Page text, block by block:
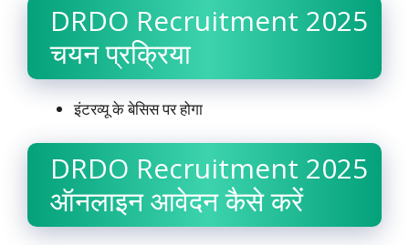
DRDO Recruitment 2025
चयन प्रक्रिया
इंटरव्यू के बेसिस पर होगा
DRDO Recruitment 2025
ऑनलाइन आवेदन कैसे करें